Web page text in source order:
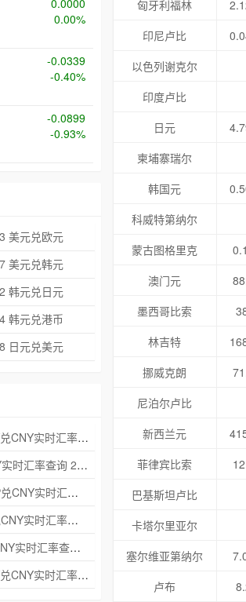
0.0000
0.00%
-0.0339
-0.40%
-0.0899
-0.93%
美元兑欧元
美元兑韩元
韩元兑日元
韩元兑港币
日元兑美元
今日人民币兑土耳其里拉实时汇率_TRY兑CNY实时汇率查询 2025年09月21日
今日人民币兑泰铢实时汇率_THB兑CNY实时汇率查询 2025年09月21日
今日人民币兑菲律宾比索实时汇率_PHP兑CNY实时汇率查询 2025年09月21日
今日人民币兑丹麦克朗实时汇率_DKK兑CNY实时汇率查询 2025年09月21日
今日人民币兑林吉特实时汇率_MYR兑CNY实时汇率查询 2025年09月21日
今日人民币兑土耳其里拉实时汇率_TRY兑CNY实时汇率查询 2025年09月21日
匈牙利福林
印尼卢比
以色列谢克尔
印度卢比
日元
柬埔寨瑞尔
韩国元
科威特第纳尔
蒙古图格里克
澳门元
墨西哥比索
林吉特
挪威克朗
尼泊尔卢比
新西兰元
菲律宾比索
巴基斯坦卢比
卡塔尔里亚尔
塞尔维亚第纳尔
卢布